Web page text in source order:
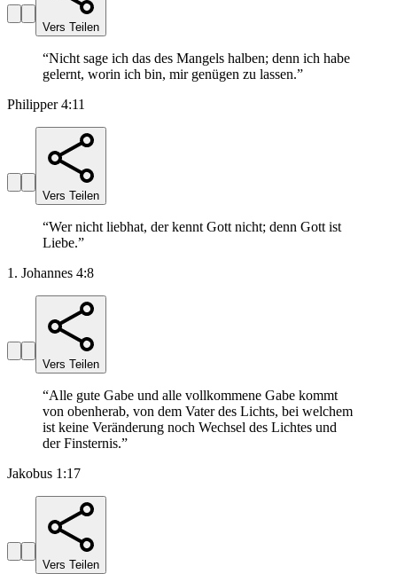
Vers Teilen
“Nicht sage ich das des Mangels halben; denn ich habe
gelernt, worin ich bin, mir genügen zu lassen.”
Philipper 4:11
Vers Teilen
“Wer nicht liebhat, der kennt Gott nicht; denn Gott ist
Liebe.”
1. Johannes 4:8
Vers Teilen
“Alle gute Gabe und alle vollkommene Gabe kommt
von obenherab, von dem Vater des Lichts, bei welchem
ist keine Veränderung noch Wechsel des Lichtes und
der Finsternis.”
Jakobus 1:17
Vers Teilen